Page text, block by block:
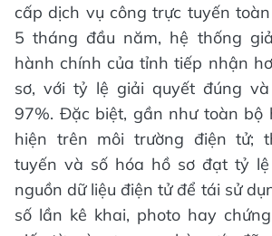
cấp dịch vụ công trực tuyến
5 tháng đầu năm, hệ thống
hành chính của tỉnh tiếp nhận
sơ, với tỷ lệ giải quyết đúng
97%. Đặc biệt, gần như toàn bộ
hiện trên môi trường điện tử;
tuyến và số hóa hồ sơ đạt tỷ
nguồn dữ liệu điện tử để tái sử
số lần kê khai, photo hay